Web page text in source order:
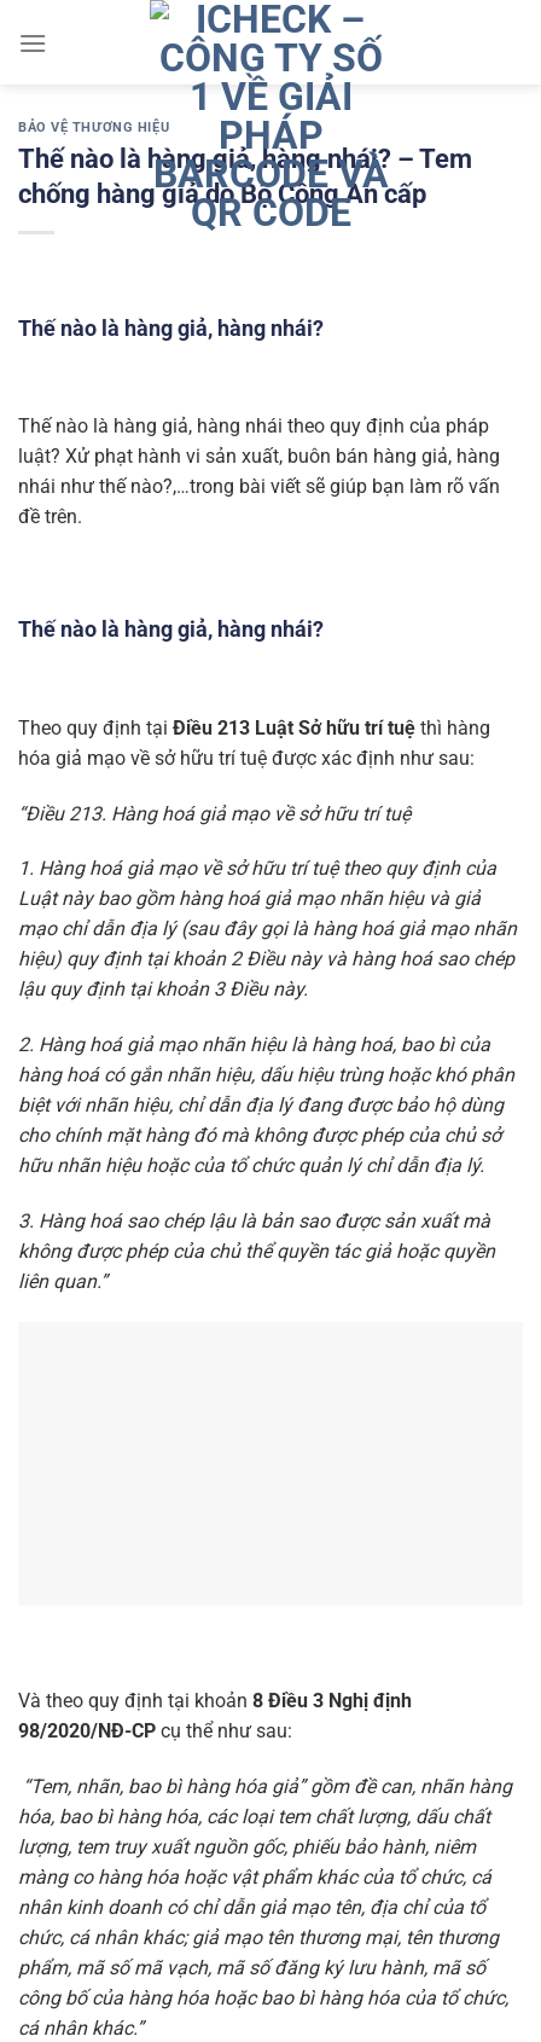
đến
BẢO VỆ THƯƠNG HIỆU
Thế nào là hàng giả, hàng nhái? – Tem
chống hàng giả do Bộ Công An cấp
Thế nào là hàng giả, hàng nhái?
Thế nào là hàng giả, hàng nhái theo quy định của pháp
luật? Xử phạt hành vi sản xuất, buôn bán hàng giả, hàng
nhái như thế nào?,…trong bài viết sẽ giúp bạn làm rõ vấn
đề trên.
Thế nào là hàng giả, hàng nhái?
Theo quy định tại Điều 213 Luật Sở hữu trí tuệ thì hàng
hóa giả mạo về sở hữu trí tuệ được xác định như sau:
“Điều 213. Hàng hoá giả mạo về sở hữu trí tuệ
1. Hàng hoá giả mạo về sở hữu trí tuệ theo quy định của
Luật này bao gồm hàng hoá giả mạo nhãn hiệu và giả
mạo chỉ dẫn địa lý (sau đây gọi là hàng hoá giả mạo nhãn
hiệu) quy định tại khoản 2 Điều này và hàng hoá sao chép
lậu quy định tại khoản 3 Điều này.
2. Hàng hoá giả mạo nhãn hiệu là hàng hoá, bao bì của
hàng hoá có gắn nhãn hiệu, dấu hiệu trùng hoặc khó phân
biệt với nhãn hiệu, chỉ dẫn địa lý đang được bảo hộ dùng
cho chính mặt hàng đó mà không được phép của chủ sở
hữu nhãn hiệu hoặc của tổ chức quản lý chỉ dẫn địa lý.
3. Hàng hoá sao chép lậu là bản sao được sản xuất mà
không được phép của chủ thể quyền tác giả hoặc quyền
liên quan.”
Và theo quy định tại khoản 8 Điều 3 Nghị định
98/2020/NĐ-CP cụ thể như sau:
“Tem, nhãn, bao bì hàng hóa giả” gồm đề can, nhãn hàng
hóa, bao bì hàng hóa, các loại tem chất lượng, dấu chất
lượng, tem truy xuất nguồn gốc, phiếu bảo hành, niêm
màng co hàng hóa hoặc vật phẩm khác của tổ chức, cá
nhân kinh doanh có chỉ dẫn giả mạo tên, địa chỉ của tổ
chức, cá nhân khác; giả mạo tên thương mại, tên thương
phẩm, mã số mã vạch, mã số đăng ký lưu hành, mã số
công bố của hàng hóa hoặc bao bì hàng hóa của tổ chức,
cá nhân khác.”